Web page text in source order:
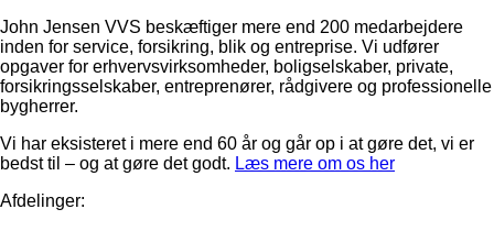
John Jensen VVS beskæftiger mere end 200 medarbejdere
inden for service, forsikring, blik og entreprise. Vi udfører
opgaver for erhvervsvirksomheder, boligselskaber, private,
forsikringsselskaber, entreprenører, rådgivere og professionelle
bygherrer.
Vi har eksisteret i mere end 60 år og går op i at gøre det, vi er
bedst til – og at gøre det godt. Læs mere om os her
Afdelinger: